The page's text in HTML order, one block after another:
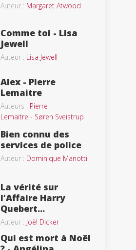
Auteur : Margaret Atwood
Comme toi - Lisa
Jewell
Auteur : Lisa Jewell
Alex - Pierre
Lemaitre
Auteurs : Pierre
Lemaitre - Søren Sveistrup
Bien connu des
services de police
Auteur : Dominique Manotti
La vérité sur
l’Affaire Harry
Quebert...
Auteur : Joël Dicker
Qui est mort à Noël